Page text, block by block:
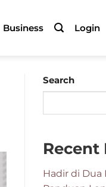
Business Login
Search
Recent
Hadir di Dua